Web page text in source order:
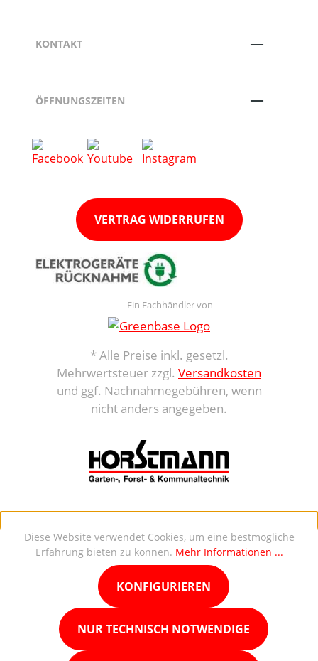
KONTAKT
ÖFFNUNGSZEITEN
VERTRAG WIDERRUFEN
Ein Fachhändler von
* Alle Preise inkl. gesetzl.
Mehrwertsteuer zzgl. Versandkosten
und ggf. Nachnahmegebühren, wenn
nicht anders angegeben.
Diese Website verwendet Cookies, um eine bestmögliche
Erfahrung bieten zu können. Mehr Informationen ...
NUR TECHNISCH NOTWENDIGE
KONFIGURIEREN